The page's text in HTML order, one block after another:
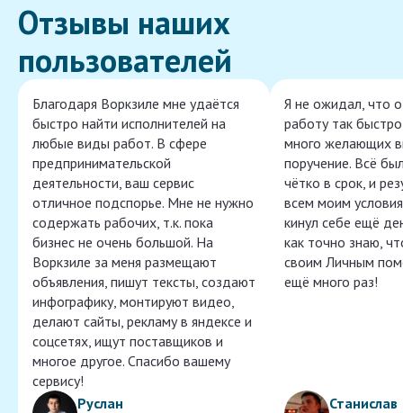
Отзывы наших
пользователей
Благодаря Воркзиле мне удаётся
быстро найти исполнителей на
любые виды работ. В сфере
предпринимательской
деятельности, ваш сервис
отличное подспорье. Мне не нужно
содержать рабочих, т.к. пока
бизнес не очень большой. На
Воркзиле за меня размещают
объявления, пишут тексты, создают
инфографику, монтируют видео,
делают сайты, рекламу в яндексе и
соцсетях, ищут поставщиков и
многое другое. Спасибо вашему
сервису!
Руслан
Я не ожидал, что
работу так
много желающих
поручение. Всё
чётко в срок, и
всем моим
кинул себе ещё
как точно знаю,
своим Личным
ещё много раз!
Станислав